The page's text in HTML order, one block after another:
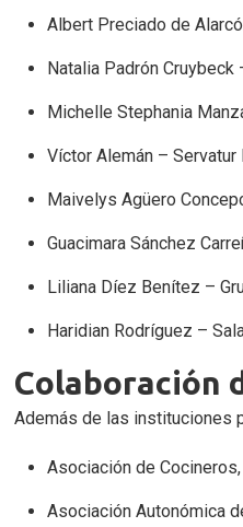
Albert Preciado de
Natalia Padrón Cruybeck
Michelle Stephania
Víctor Alemán –
Maivelys Agüero
Guacimara Sánchez
Liliana Díez Benítez –
Haridian Rodríguez –
Colaboración
Además de las instituciones
Asociación de
Asociación Autonómica